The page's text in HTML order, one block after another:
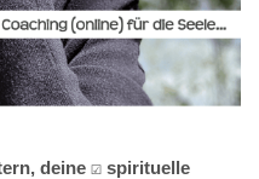
deine ☑️ spirituelle